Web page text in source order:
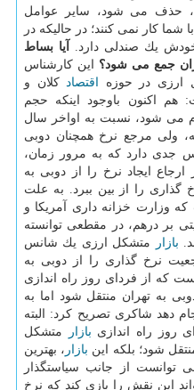
حذف می شود، سایر عوامل
كار نمی كنند؛ در حالیكه در
یك صندلی دارد.
آیا بساط
جمع می شود؟ این كارشناس
ارزی در حوزه اقتصادكلان و
هم اكنون باوجود اینكه حجم
می شود، نسبت به اواخر سال
ولی مرجع نرخ همچنان دوبی
جدی دارد كه به مرور زمان،
ایجاد نرخ را از دوبی به
گذاری را از بین ببرد. به علت
وزارت خزانه داری آمریكا و
بر درهم، در مقطعی توانسته
بازار
متشكل ارزی یك شانس
نرخ گذاری را از دوبی به
كه از فردای روز راه اندازی
به تهران منتقل شود اما به
دهد شاكری تصریح كرد: البته
روز راه اندازی بازار
متشكل
شود؛ بلكه این بازار ، بهترین
توانست از جانب سیاستگذار
این نقش را بازی كند كه نرخ